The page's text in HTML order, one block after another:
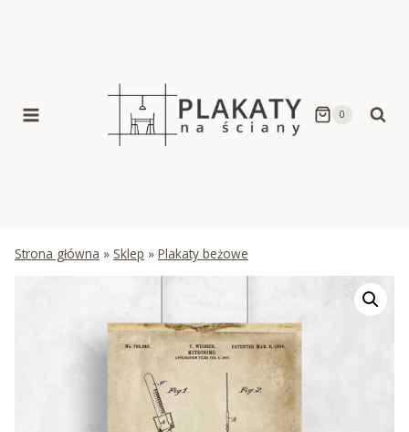
0
Strona główna » Sklep » Plakaty beżowe